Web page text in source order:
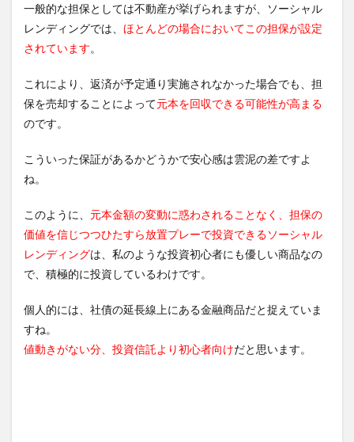
一般的な担保としては不動産が挙げられますが、ソーシャル
レンディングでは、 ほとんどの場合においてこの担保が設定
されています。
これにより、返済が予定通り実施されなかった場合でも、担
保を売却することによって元本を回収できる可能性が高まる
のです。
こういった保証があるかどうかで安心感は雲泥の差ですよ
ね。
このように、 元本金額の変動に惑わされることなく、担保の
価値を信じつつひたすら放置プレーで投資できるソーシャル
レンディングは、私のような投資初心者にも優しい商品なの
で、積極的に投資しているわけです。
個人的には、社債の延長線上にある金融商品だと捉えていま
すね。
値動きがない分、投資信託より初心者向けだと思います。